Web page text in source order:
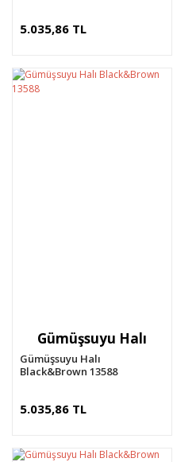
5.035,86 TL
Gümüşsuyu Halı
Gümüşsuyu Halı
Black&Brown 13588
5.035,86 TL